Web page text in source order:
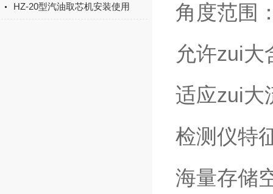
HZ-20型汽油取芯机安装使用
角度范围
允许zui大
适应zui大
检测仪特
海量存储